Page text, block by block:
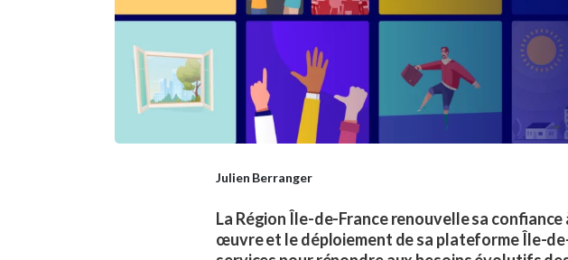
Julien Berranger
La Région Île-de-France renouvelle sa confiance
œuvre et le déploiement de sa plateforme Île-